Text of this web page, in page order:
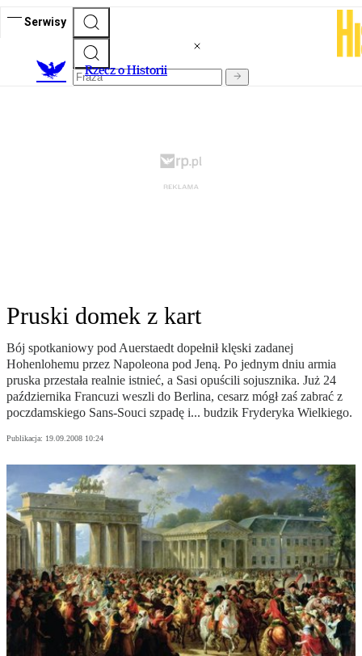
Serwisy
Rzecz o Historii
Pruski domek z kart
Bój spotkaniowy pod Auerstaedt dopełnił klęski zadanej
Hohenlohemu przez Napoleona pod Jeną. Po jednym dniu armia
pruska przestała realnie istnieć, a Sasi opuścili sojusznika. Już 24
października Francuzi weszli do Berlina, cesarz mógł zaś zabrać z
poczdamskiego Sans-Souci szpadę i... budzik Fryderyka Wielkiego.
Publikacja: 19.09.2008 10:24